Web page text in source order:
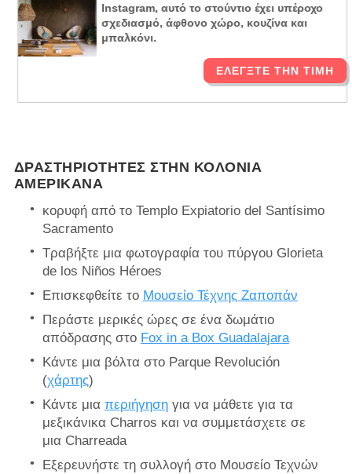
Instagram, αυτό το στούντιο έχει υπέροχο
σχεδιασμό, άφθονο χώρο, κουζίνα και
μπαλκόνι.
ΕΛΈΓΞΤΕ ΤΗΝ ΤΙΜΉ
ΔΡΑΣΤΗΡΙΌΤΗΤΕΣ ΣΤΗΝ ΚΟΛΌΝΙΑ
ΑΜΕΡΙΚΆΝΑ
κορυφή από το Templo Expiatorio del Santísimo
Sacramento
Τραβήξτε μια φωτογραφία του πύργου Glorieta
de los Niños Héroes
Επισκεφθείτε το Μουσείο Τέχνης Ζαποπάν
Περάστε μερικές ώρες σε ένα δωμάτιο
απόδρασης στο Fox in a Box Guadalajara
Κάντε μια βόλτα στο Parque Revolución
(χάρτης)
Κάντε μια περιήγησηγια να μάθετε για τα
μεξικάνικα Charros και να συμμετάσχετε σε
μια Charreada
Εξερευνήστε τη συλλογή στο Μουσείο Τεχνών